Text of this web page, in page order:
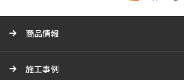
商品情報
施工事例